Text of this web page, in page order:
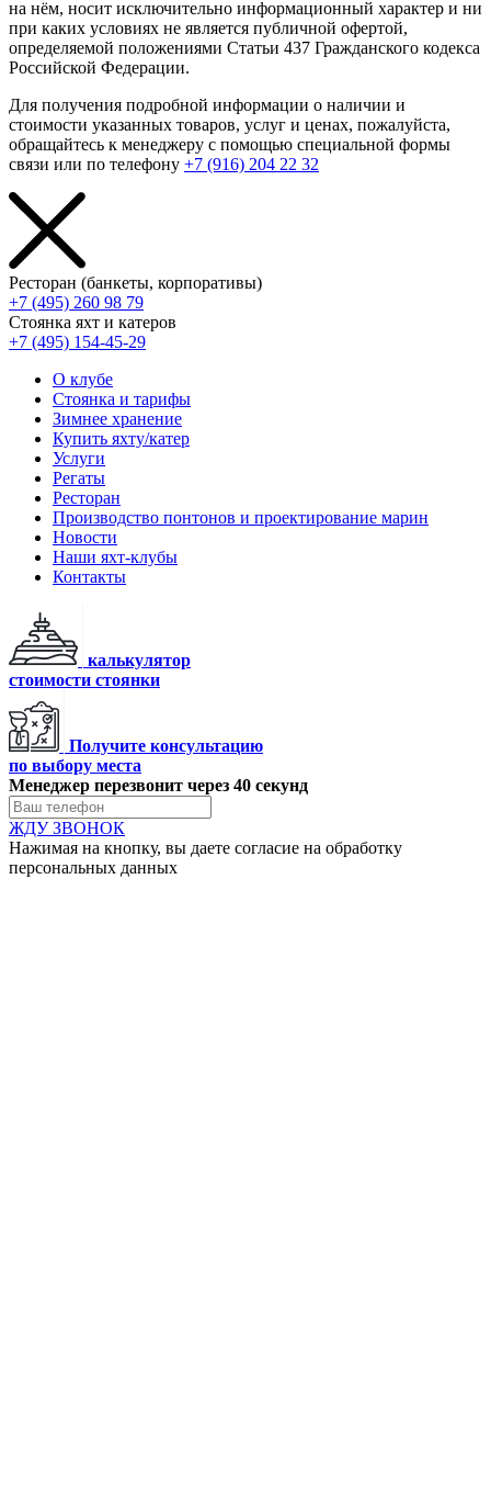
на нём, носит исключительно информационный характер и ни
при каких условиях не является публичной офертой,
определяемой положениями Статьи 437 Гражданского кодекса
Российской Федерации.
Для получения подробной информации о наличии и
стоимости указанных товаров, услуг и ценах, пожалуйста,
обращайтесь к менеджеру с помощью специальной формы
связи или по телефону +7 (916) 204 22 32
Ресторан (банкеты, корпоративы)
+7 (495) 260 98 79
Стоянка яхт и катеров
+7 (495) 154-45-29
О клубе
Стоянка и тарифы
Зимнее хранение
Купить яхту/катер
Услуги
Регаты
Ресторан
Производство понтонов и проектирование марин
Новости
Наши яхт-клубы
Контакты
калькулятор
стоимости стоянки
Получите консультацию
по выбору места
Менеджер перезвонит через 40 секунд
ЖДУ ЗВОНОК
Нажимая на кнопку, вы даете согласие на обработку
персональных данных